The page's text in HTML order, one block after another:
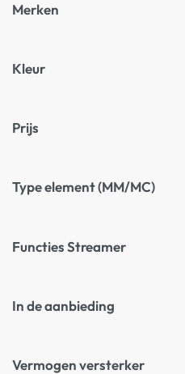
Merken
Kleur
Prijs
Type element (MM/MC)
Functies Streamer
In de aanbieding
Vermogen versterker